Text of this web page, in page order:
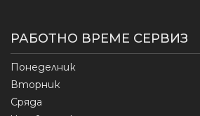
РАБОТНО ВРЕМЕ СЕРВИЗ
Понеделник
Вторник
Сряда